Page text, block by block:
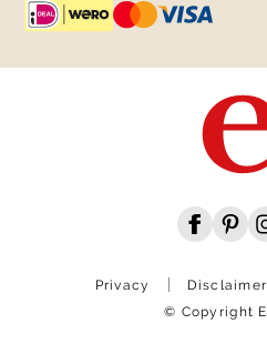
Privacy Disclaimer
© Copyright